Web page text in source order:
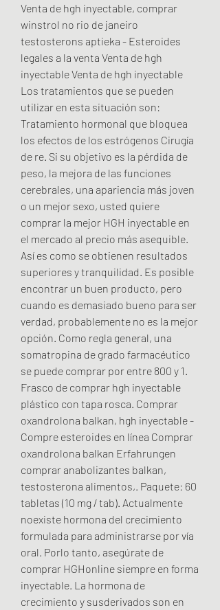
Venta de hgh inyectable, comprar
winstrol no rio de janeiro
testosterons aptieka - Esteroides
legales a la venta Venta de hgh
inyectable Venta de hgh inyectable
Los tratamientos que se pueden
utilizar en esta situación son:
Tratamiento hormonal que bloquea
los efectos de los estrógenos Cirugía
de re. Si su objetivo es la pérdida de
peso, la mejora de las funciones
cerebrales, una apariencia más joven
o un mejor sexo, usted quiere
comprar la mejor HGH inyectable en
el mercado al precio más asequible.
Así es como se obtienen resultados
superiores y tranquilidad. Es posible
encontrar un buen producto, pero
cuando es demasiado bueno para ser
verdad, probablemente no es la mejor
opción. Como regla general, una
somatropina de grado farmacéutico
se puede comprar por entre 800 y 1.
Frasco de comprar hgh inyectable
plástico con tapa rosca. Comprar
oxandrolona balkan, hgh inyectable -
Compre esteroides en línea Comprar
oxandrolona balkan Erfahrungen
comprar anabolizantes balkan,
testosterona alimentos,. Paquete: 60
tabletas (10 mg / tab). Actualmente
noexiste hormona del crecimiento
formulada para administrarse por vía
oral. Porlo tanto, asegúrate de
comprar HGHonline siempre en forma
inyectable. La hormona de
crecimiento y susderivados son en